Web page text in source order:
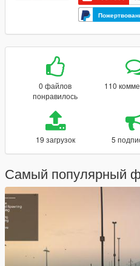
0 файлов
понравилось
110
19 загрузок 5
Самый популярный